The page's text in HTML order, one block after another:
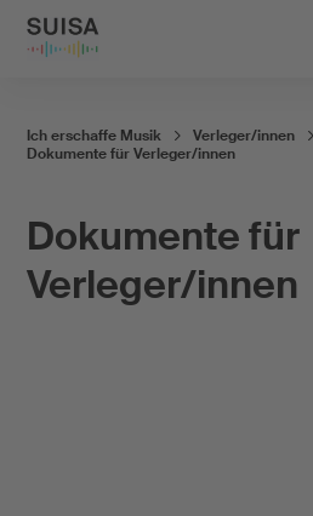
Dokumente für
Verleger/innen
Ich erschaffe Musik
Verleger/innen
Dokumente für Verleger/innen